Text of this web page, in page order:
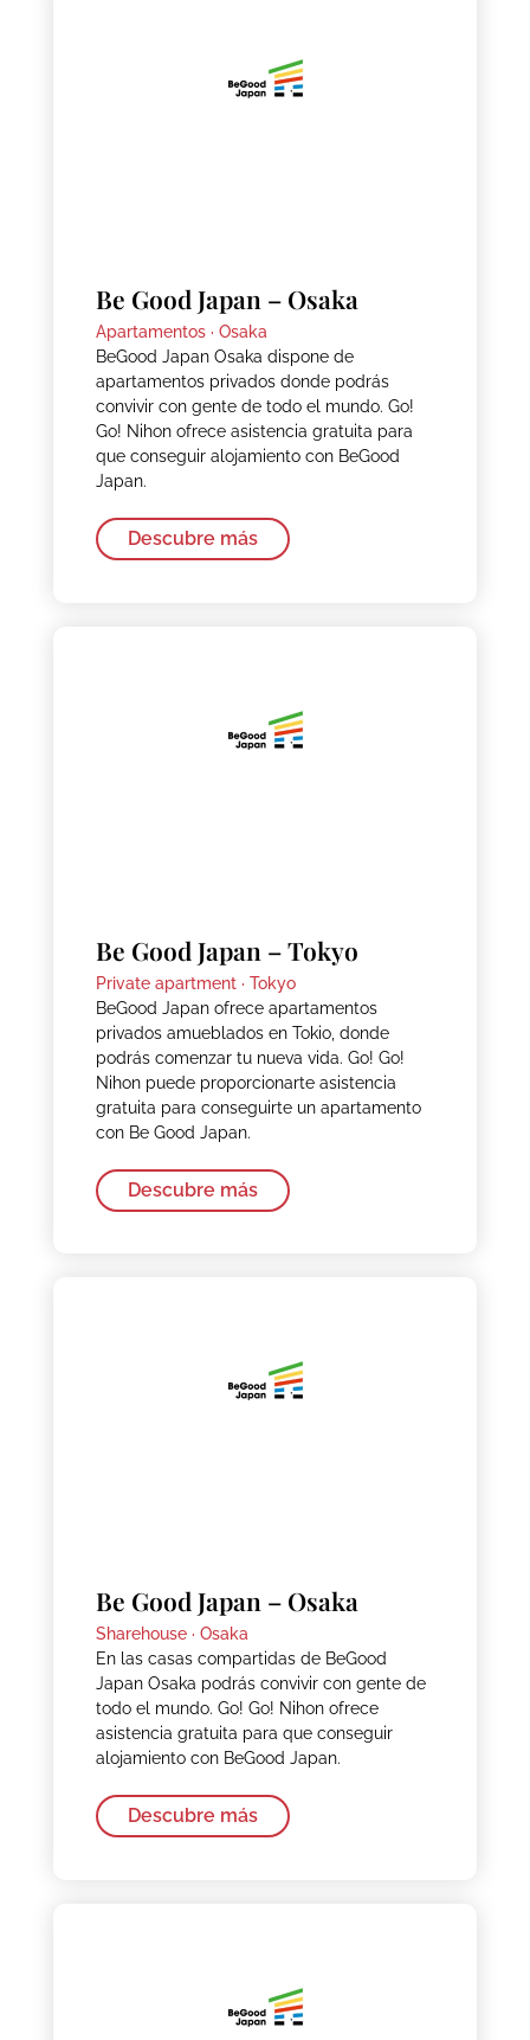
Be Good Japan – Osaka
Apartamentos · Osaka
BeGood Japan Osaka dispone de
apartamentos privados donde podrás
convivir con gente de todo el mundo. Go!
Go! Nihon ofrece asistencia gratuita para
que conseguir alojamiento con BeGood
Japan.
Descubre más
Be Good Japan – Tokyo
Private apartment · Tokyo
BeGood Japan ofrece apartamentos
privados amueblados en Tokio, donde
podrás comenzar tu nueva vida. Go! Go!
Nihon puede proporcionarte asistencia
gratuita para conseguirte un apartamento
con Be Good Japan.
Descubre más
Be Good Japan – Osaka
Sharehouse · Osaka
En las casas compartidas de BeGood
Japan Osaka podrás convivir con gente de
todo el mundo. Go! Go! Nihon ofrece
asistencia gratuita para que conseguir
alojamiento con BeGood Japan.
Descubre más